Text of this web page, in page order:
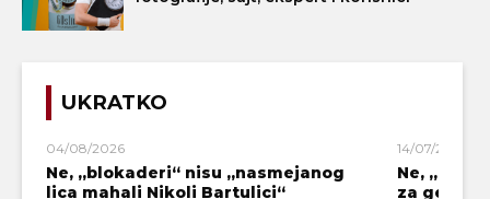
UKRATKO
04/08/2026
Ne, „blokaderi“ nisu „nasmejanog
lica mahali Nikoli Bartulici“
14/07/2026
Ne,
za